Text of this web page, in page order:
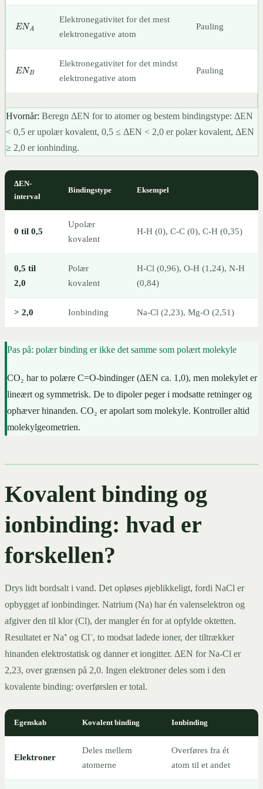
Elektronegativitet for det mest
elektronegative atom
Pauling
Elektronegativitet for det mindst
elektronegative atom
Pauling
Hvornår: Beregn ΔEN for to atomer og bestem bindingstype: ΔEN
< 0,5 er upolær kovalent, 0,5 ≤ ΔEN < 2,0 er polær kovalent, ΔEN
≥ 2,0 er ionbinding.
ΔEN-
interval
Bindingstype Eksempel
0 til 0,5
Upolær
kovalent
H-H (0), C-C (0), C-H (0,35)
0,5 til
2,0
Polær
kovalent
H-Cl (0,96), O-H (1,24), N-H
(0,84)
> 2,0 Ionbinding Na-Cl (2,23), Mg-O (2,51)
Pas på: polær binding er ikke det samme som polært molekyle
CO₂ har to polære C=O-bindinger (ΔEN ca. 1,0), men molekylet er
lineært og symmetrisk. De to dipoler peger i modsatte retninger og
ophæver hinanden. CO₂ er apolart som molekyle. Kontroller altid
molekylgeometrien.
Kovalent binding og
ionbinding: hvad er
forskellen?
Drys lidt bordsalt i vand. Det opløses øjeblikkeligt, fordi NaCl er
opbygget af ionbindinger. Natrium (Na) har én valenselektron og
afgiver den til klor (Cl), der mangler én for at opfylde oktetten.
Resultatet er Na⁺ og Cl⁻, to modsat ladede ioner, der tiltrækker
hinanden elektrostatisk og danner et iongitter. ΔEN for Na-Cl er
2,23, over grænsen på 2,0. Ingen elektroner deles som i den
kovalente binding: overførslen er total.
Egenskab Kovalent binding Ionbinding
Elektroner
Deles mellem
atomerne
Overføres fra ét
atom til et andet